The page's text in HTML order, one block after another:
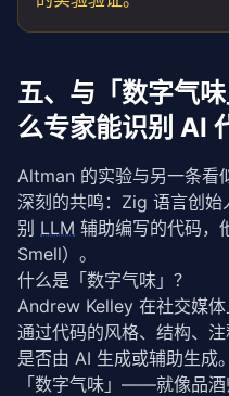
五、与「数字气
么专家能识别 AI
Altman 的实验与另一条看
深刻的共鸣：Zig 语言创
别 LLM 辅助编写的代码，
Smell）。
什么是「数字气味」？
Andrew Kelley 在社交媒
通过代码的风格、结构、
是否由 AI 生成或辅助生成
「数字气味」——就像品